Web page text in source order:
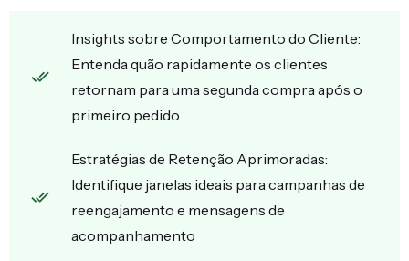
Insights sobre Comportamento do Cliente:
Entenda quão rapidamente os clientes
retornam para uma segunda compra após o
primeiro pedido
Estratégias de Retenção Aprimoradas:
Identifique janelas ideais para campanhas de
reengajamento e mensagens de
acompanhamento